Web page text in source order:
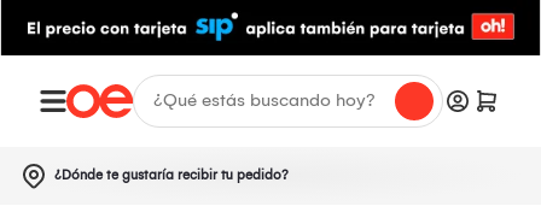
¿Dónde te gustaría recibir tu pedido?